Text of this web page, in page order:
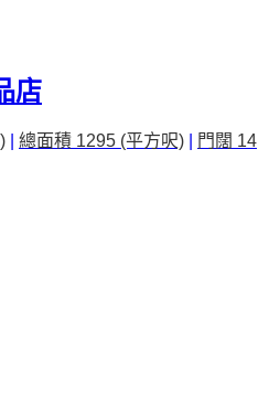
店
總面積 1295 (平方呎)
門闊 14